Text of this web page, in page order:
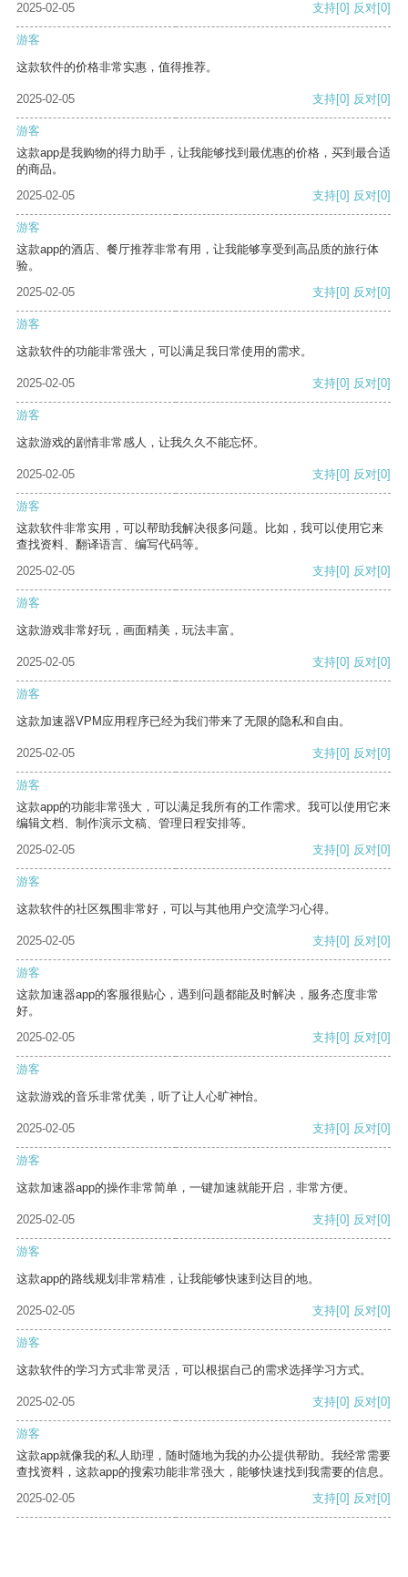
2025-02-05
支持[0] 反对[0]
游客
这款软件的价格非常实惠，值得推荐。
2025-02-05 支持[0] 反对[0]
游客
这款app是我购物的得力助手，让我能够找到最优惠的价格，买到最合适
的商品。
2025-02-05
支持[0] 反对[0]
游客
这款app的酒店、餐厅推荐非常有用，让我能够享受到高品质的旅行体
验。
2025-02-05
支持[0] 反对[0]
游客
这款软件的功能非常强大，可以满足我日常使用的需求。
2025-02-05 支持[0] 反对[0]
游客
这款游戏的剧情非常感人，让我久久不能忘怀。
2025-02-05 支持[0] 反对[0]
游客
这款软件非常实用，可以帮助我解决很多问题。比如，我可以使用它来
查找资料、翻译语言、编写代码等。
2025-02-05
支持[0] 反对[0]
游客
这款游戏非常好玩，画面精美，玩法丰富。
2025-02-05 支持[0] 反对[0]
游客
这款加速器VPM应用程序已经为我们带来了无限的隐私和自由。
2025-02-05 支持[0] 反对[0]
游客
这款app的功能非常强大，可以满足我所有的工作需求。我可以使用它来
编辑文档、制作演示文稿、管理日程安排等。
2025-02-05
支持[0] 反对[0]
游客
这款软件的社区氛围非常好，可以与其他用户交流学习心得。
2025-02-05 支持[0] 反对[0]
游客
这款加速器app的客服很贴心，遇到问题都能及时解决，服务态度非常
好。
2025-02-05
支持[0] 反对[0]
游客
这款游戏的音乐非常优美，听了让人心旷神怡。
2025-02-05 支持[0] 反对[0]
游客
这款加速器app的操作非常简单，一键加速就能开启，非常方便。
2025-02-05 支持[0] 反对[0]
游客
这款app的路线规划非常精准，让我能够快速到达目的地。
2025-02-05 支持[0] 反对[0]
游客
这款软件的学习方式非常灵活，可以根据自己的需求选择学习方式。
2025-02-05 支持[0] 反对[0]
游客
这款app就像我的私人助理，随时随地为我的办公提供帮助。我经常需要
查找资料，这款app的搜索功能非常强大，能够快速找到我需要的信息。
2025-02-05
支持[0] 反对[0]